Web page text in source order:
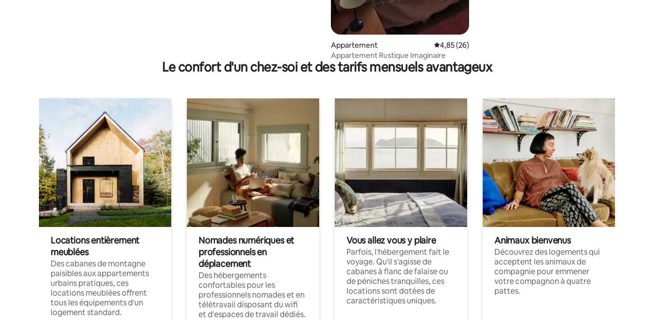
Appartement Évaluation moyenne sur la base de 26 commentaires : 4,85 sur 5
4,85 (26)
Appartement Rustique Imaginaire
Le confort d'un chez-soi et des tarifs mensuels avantageux
Locations entièrement
meublées
Des cabanes de montagne
paisibles aux appartements
urbains pratiques, ces
locations meublées offrent
tous les équipements d'un
logement standard.
Nomades numériques et
professionnels en
déplacement
Des hébergements
confortables pour les
professionnels nomades et en
télétravail disposant du wifi
et d'espaces de travail dédiés.
Vous allez vous y plaire
Parfois, l'hébergement fait le
voyage. Qu'il s'agisse de
cabanes à flanc de falaise ou
de péniches tranquilles, ces
locations sont dotées de
caractéristiques uniques.
Animaux bienvenus
Découvrez des logements qui
acceptent les animaux de
compagnie pour emmener
votre compagnon à quatre
pattes.